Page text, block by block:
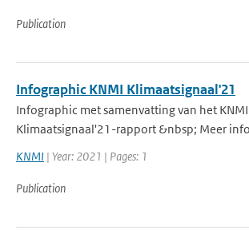
Publication
Infographic KNMI Klimaatsignaal'21
Infographic met samenvatting van het KNMI
Klimaatsignaal'21-rapport &nbsp; Meer
KNMI | Year: 2021 | Pages: 1
Publication